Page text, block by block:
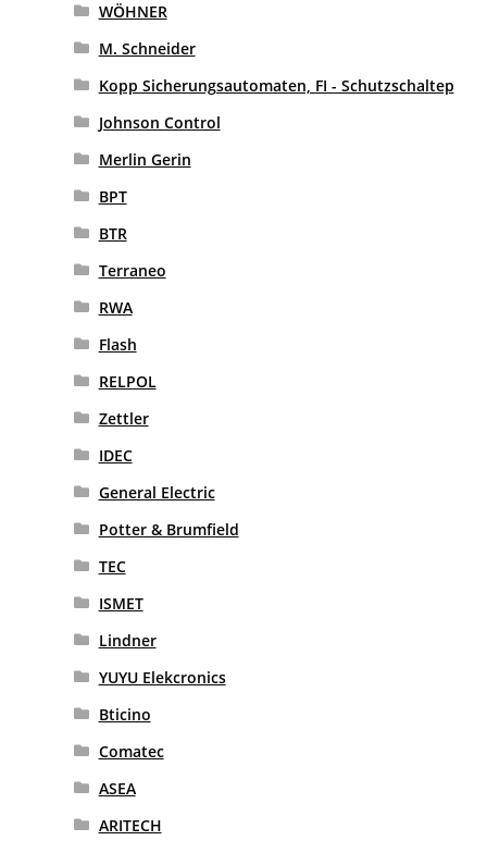
WÖHNER
M. Schneider
Kopp Sicherungsautomaten, FI - Schutzschaltep
Johnson Control
Merlin Gerin
BPT
BTR
Terraneo
RWA
Flash
RELPOL
Zettler
IDEC
General Electric
Potter & Brumfield
TEC
ISMET
Lindner
YUYU Elekcronics
Bticino
Comatec
ASEA
ARITECH